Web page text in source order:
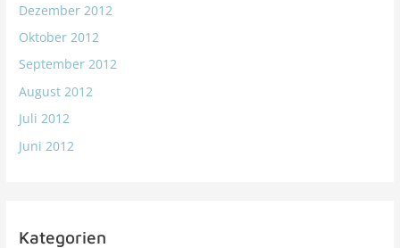
Dezember 2012
Oktober 2012
September 2012
August 2012
Juli 2012
Juni 2012
Kategorien